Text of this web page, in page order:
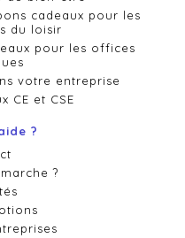
cadeaux pour les
du loisir
pour les offices
votre entreprise
CE et CSE
?
?